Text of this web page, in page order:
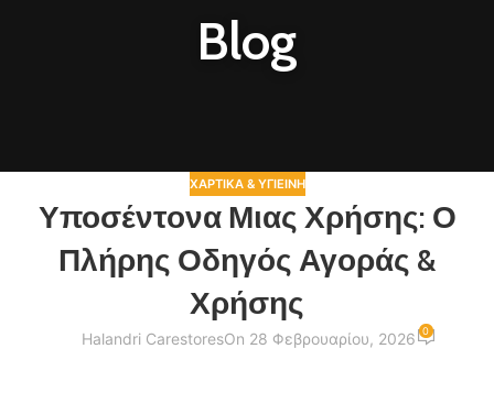
Blog
ΧΑΡΤΙΚΆ & ΥΓΙΕΙΝΉ
Υποσέντονα Μιας Χρήσης: Ο
Πλήρης Οδηγός Αγοράς &
Χρήσης
Halandri CarestoresOn 28 Φεβρουαρίου, 2026 0